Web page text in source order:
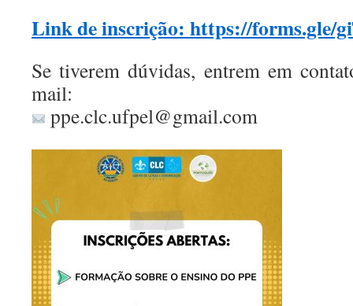
Link de inscrição: https://forms.gle/
Se tiverem dúvidas, entrem em
mail:
ppe.clc.ufpel@gmail.com